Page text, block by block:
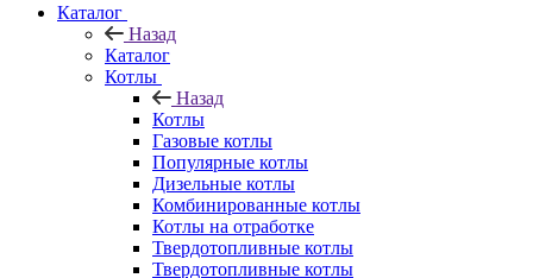
Каталог
Назад
Каталог
Котлы
Назад
Котлы
Газовые котлы
Популярные котлы
Дизельные котлы
Комбинированные котлы
Котлы на отработке
Твердотопливные котлы
Твердотопливные котлы